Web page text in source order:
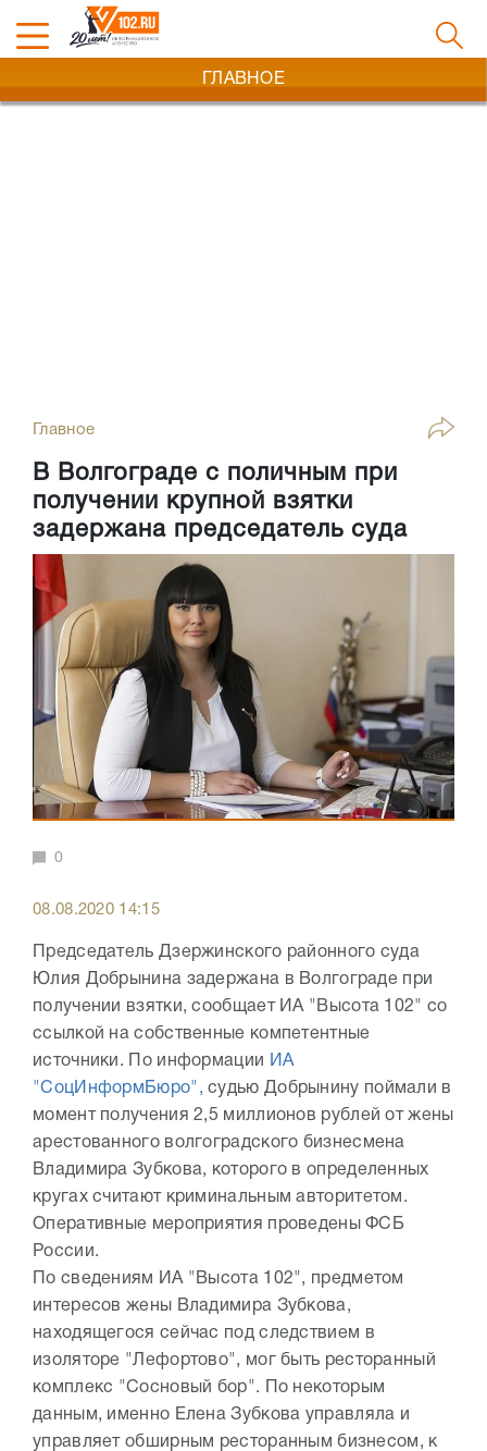
ГЛАВНОЕ
Главное
В Волгограде с поличным при
получении крупной взятки
задержана председатель суда
0
08.08.2020 14:15
Председатель Дзержинского районного суда
Юлия Добрынина задержана в Волгограде при
получении взятки, сообщает ИА "Высота 102" со
ссылкой на собственные компетентные
источники. По информации ИА
"СоцИнформБюро", судью Добрынину поймали в
момент получения 2,5 миллионов рублей от жены
арестованного волгоградского бизнесмена
Владимира Зубкова, которого в определенных
кругах считают криминальным авторитетом.
Оперативные мероприятия проведены ФСБ
России.
По сведениям ИА "Высота 102", предметом
интересов жены Владимира Зубкова,
находящегося сейчас под следствием в
изоляторе "Лефортово", мог быть ресторанный
комплекс "Сосновый бор". По некоторым
данным, именно Елена Зубкова управляла и
управляет обширным ресторанным бизнесом, к